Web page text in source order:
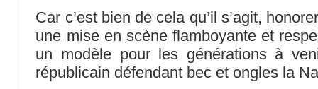
Car c’est bien de cela qu’il s’agit,
une mise en scène flamboyante et
un modèle pour les générations à
républicain défendant bec et ongles la